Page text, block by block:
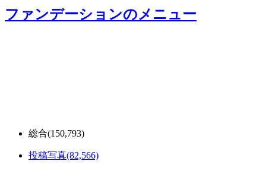
ファンデーションのメニュー
総合(150,793)
投稿写真(82,566)